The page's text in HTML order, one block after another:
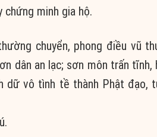
minh gia hộ.
chuyển, phong điều vũ
dân an lạc; sơn môn trấn tĩnh,
dữ vô tình tề thành Phật